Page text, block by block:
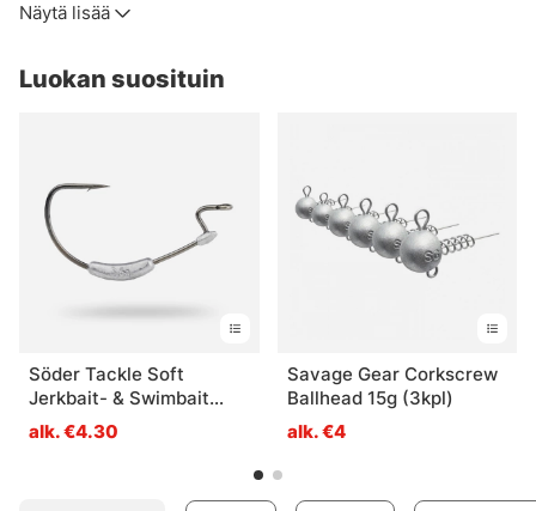
kolmoiskoukku, löydät sen tästä kategoriasta!
Täältä löydät myös tarvikkeita kalastuspainojen, vaijerien,
Näytä lisää
Luokan suosituin
Söder Tackle Soft
Jerkbait- & Swimbait
Hook (3-pack) - 5/0 3,5g
alk. €4.30
Savage Gear Corkscrew
Ballhead 15g (3kpl)
alk. €4